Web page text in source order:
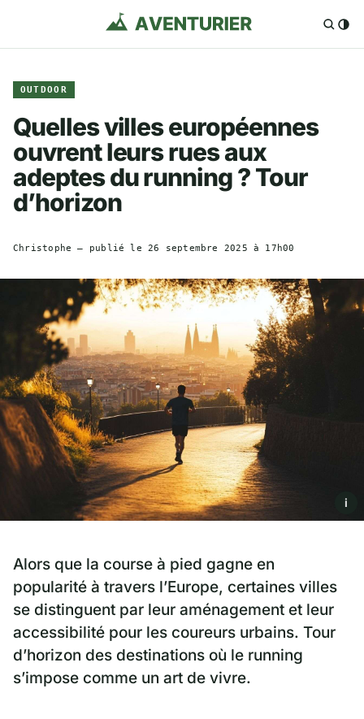
OUTDOOR
Quelles villes européennes
ouvrent leurs rues aux
adeptes du running ? Tour
d’horizon
Christophe — publié le26 septembre 2025 à 17h00
i
Alors que la course à pied gagne en
popularité à travers l’Europe, certaines villes
se distinguent par leur aménagement et leur
accessibilité pour les coureurs urbains. Tour
d’horizon des destinations où le running
s’impose comme un art de vivre.